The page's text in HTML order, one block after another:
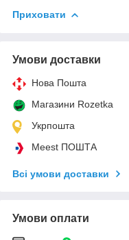
Приховати
Умови доставки
Нова Пошта
Магазини Rozetka
Укрпошта
Meest ПОШТА
Всі умови доставки
Умови оплати